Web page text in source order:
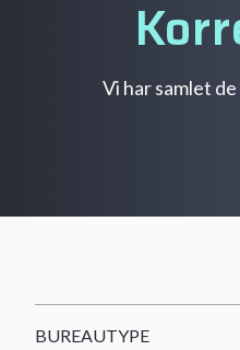
Vi har samlet
BUREAUTYPE